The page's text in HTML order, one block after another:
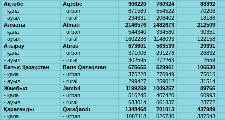
Ақтөбе
Aqtöbe 906220 760924
88392
- қала
- urban 671589 554522
70206
- ауыл
- rural 234631 206402
18186
Алматы
Almаtı 2146576 1482673
212509
- қала
- urban 544340 334580
90351
- ауыл
- rural 1602236 1148093
122158
Атырау
Atırаu 673601 563539
29391
- қала
- urban 371006 291276
26832
- ауыл
- rural 302595 272263
2559
Батыс Қазақстан
Bаtıs Qаzаqstаn 675655 529961
106530
- қала
- urban 376228 270949
75016
- ауыл
- rural 299427 259012
31514
Жамбыл
Jаmbıl 1199259 1009257
89765
- қала
- urban 516245 407420
60993
- ауыл
- rural 683014 601837
28772
Қарағанды
Qаrаğаndı 1348468 701013
437989
- қала
- urban 1087118 526730
387543